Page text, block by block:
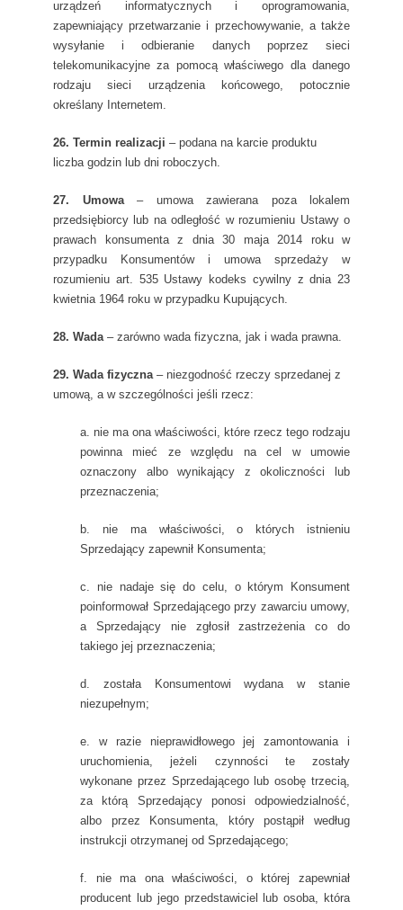
urządzeń informatycznych i oprogramowania,
zapewniający przetwarzanie i przechowywanie, a także
wysyłanie i odbieranie danych poprzez sieci
telekomunikacyjne za pomocą właściwego dla danego
rodzaju sieci urządzenia końcowego, potocznie
określany Internetem.
26. Termin realizacji – podana na karcie produktu
liczba godzin lub dni roboczych.
27. Umowa– umowa zawierana poza lokalem
przedsiębiorcy lub na odległość w rozumieniu Ustawy o
prawach konsumenta z dnia 30 maja 2014 roku w
przypadku Konsumentów i umowa sprzedaży w
rozumieniu art. 535 Ustawy kodeks cywilny z dnia 23
kwietnia 1964 roku w przypadku Kupujących.
28. Wada– zarówno wada fizyczna, jak i wada prawna.
29. Wada fizyczna– niezgodność rzeczy sprzedanej z
umową, a w szczególności jeśli rzecz:
a. nie ma ona właściwości, które rzecz tego rodzaju
powinna mieć ze względu na cel w umowie
oznaczony albo wynikający z okoliczności lub
przeznaczenia;
b. nie ma właściwości, o których istnieniu
Sprzedający zapewnił Konsumenta;
c. nie nadaje się do celu, o którym Konsument
poinformował Sprzedającego przy zawarciu umowy,
a Sprzedający nie zgłosił zastrzeżenia co do
takiego jej przeznaczenia;
d. została Konsumentowi wydana w stanie
niezupełnym;
e. w razie nieprawidłowego jej zamontowania i
uruchomienia, jeżeli czynności te zostały
wykonane przez Sprzedającego lub osobę trzecią,
za którą Sprzedający ponosi odpowiedzialność,
albo przez Konsumenta, który postąpił według
instrukcji otrzymanej od Sprzedającego;
f. nie ma ona właściwości, o której zapewniał
producent lub jego przedstawiciel lub osoba, która